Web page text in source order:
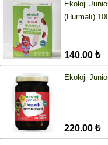
Ekoloji
(Hurmalı)
140.00 ₺
Ekoloji
220.00 ₺